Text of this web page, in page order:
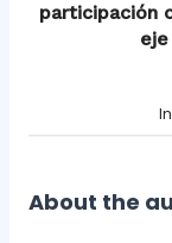
participación
About the